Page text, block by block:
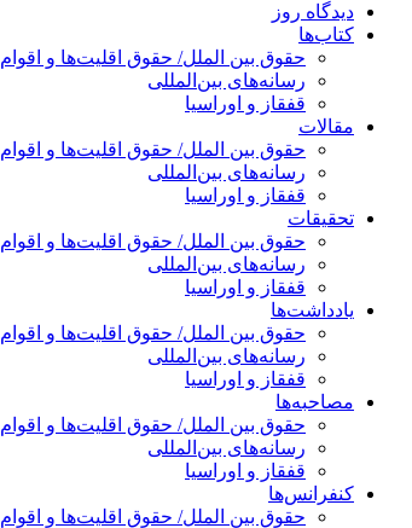
دیدگاه روز
کتاب‌ها
حقوق بین الملل/ حقوق اقلیت‌ها و اقوام
رسانه‌های بین‌المللی
قفقاز و اوراسیا
مقالات
حقوق بین الملل/ حقوق اقلیت‌ها و اقوام
رسانه‌های بین‌المللی
قفقاز و اوراسیا
تحقیقات
حقوق بین الملل/ حقوق اقلیت‌ها و اقوام
رسانه‌های بین‌المللی
قفقاز و اوراسیا
یادداشت‌ها
حقوق بین الملل/ حقوق اقلیت‌ها و اقوام
رسانه‌های بین‌المللی
قفقاز و اوراسیا
مصاحبه‌ها
حقوق بین الملل/ حقوق اقلیت‌ها و اقوام
رسانه‌های بین‌المللی
قفقاز و اوراسیا
کنفرانس‌ها
حقوق بین الملل/ حقوق اقلیت‌ها و اقوام